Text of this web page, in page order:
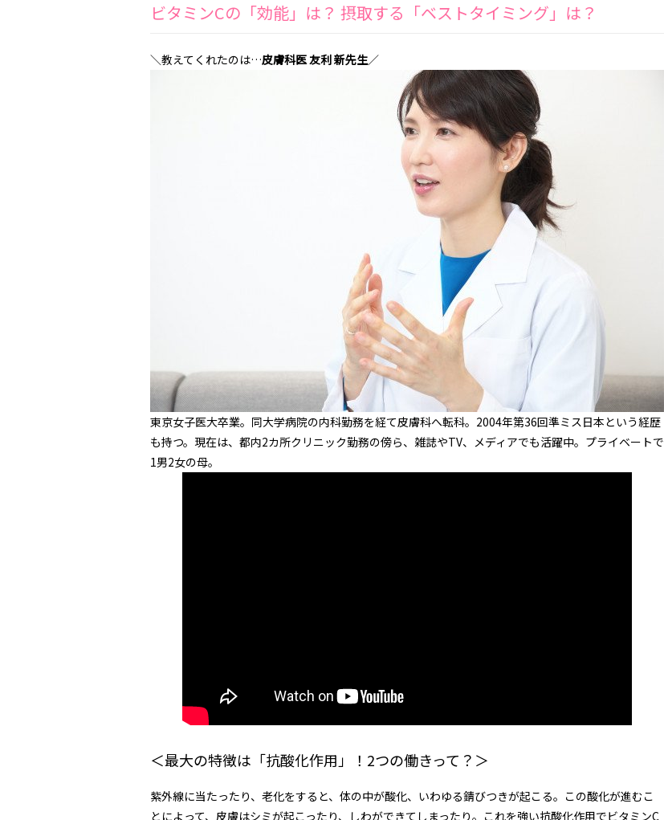
ビタミンCの「効能」は？ 摂取する「ベストタイミング」は？
＼教えてくれたのは…皮膚科医 友利 新先生／
東京女子医大卒業。同大学病院の内科勤務を経て皮膚科へ転科。2004年第36回準ミス日本という経歴
も持つ。現在は、都内2カ所クリニック勤務の傍ら、雑誌やTV、メディアでも活躍中。プライベートで
1男2女の母。
＜最大の特徴は「抗酸化作用」！2つの働きって？＞
紫外線に当たったり、老化をすると、体の中が酸化、いわゆる錆びつきが起こる。この酸化が進むこ
とによって、皮膚はシミが起こったり、しわができてしまったり。これを強い抗酸化作用でビタミンC